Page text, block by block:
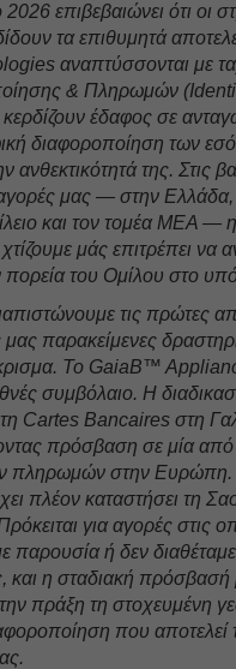
επιβεβαιώνει ότι οι
τα επιθυμητά
αναπτύσσονται με
& Πληρωμών
έδαφος σε
διαφοροποίηση των
ανθεκτικότητά της. Στις
μας — στην Ελλάδα,
και τον τομέα MEA —
μάς επιτρέπει να
πορεία του Ομίλου στο
τις πρώτες
μας παρακείμενες
Το GaiaB™
συμβόλαιο. Η
Cartes Bancaires στη
πρόσβαση σε μία από
πληρωμών στην Ευρώπη.
πλέον καταστήσει τη
για αγορές στις
παρουσία ή δεν
και η σταδιακή πρόσβασή
πράξη τη στοχευμένη
που